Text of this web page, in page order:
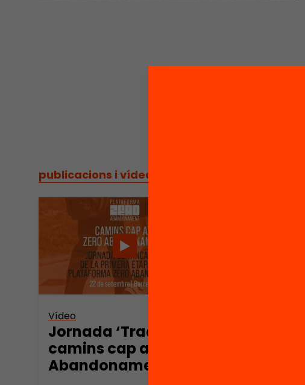
publicacions i vídeos
Vídeo
Jornada ‘Traçant
camins cap al Zero
Abandonament’